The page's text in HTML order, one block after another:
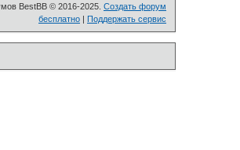
BestBB © 2016-2025. Создать форум
бесплатно | Поддержать сервис